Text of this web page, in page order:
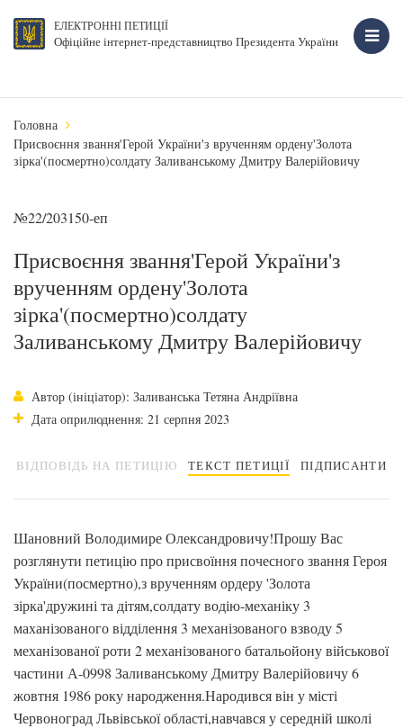
ЕЛЕКТРОННІ ПЕТИЦІЇ
Офіційне інтернет-представництво Президента України
Головна
Присвоєння звання'Герой України'з врученням ордену'Золота
зірка'(посмертно)солдату Заливанському Дмитру Валерійовичу
№22/203150-еп
Присвоєння звання'Герой України'з
врученням ордену'Золота
зірка'(посмертно)солдату
Заливанському Дмитру Валерійовичу
Автор (ініціатор): Заливанська Тетяна Андріївна
Дата оприлюднення: 21 серпня 2023
ВІДПОВІДЬ НА ПЕТИЦІЮ ТЕКСТ ПЕТИЦІЇ ПІДПИСАНТИ
Шановний Володимире Олександровичу!Прошу Вас
розглянути петицію про присвоїння почесного звання Героя
України(посмертно),з врученням ордеру 'Золота
зірка'дружині та дітям,солдату водію-механіку 3
маханізованого відділення 3 механізованого взводу 5
механізованої роти 2 механізованого батальойону військової
частини А-0998 Заливанському Дмитру Валерійовичу 6
жовтня 1986 року народження.Народився він у місті
Червоноград Львівської області,навчався у середній школі